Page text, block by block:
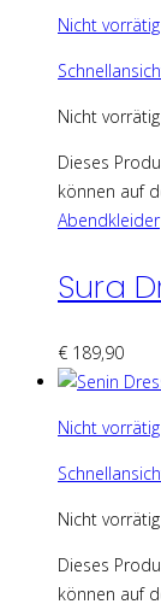
Nicht vorrätig
Nicht vorrätig
Dieses
können auf
Abendkleider
Sura
€ 189,90
Nicht vorrätig
Nicht vorrätig
Dieses
können auf